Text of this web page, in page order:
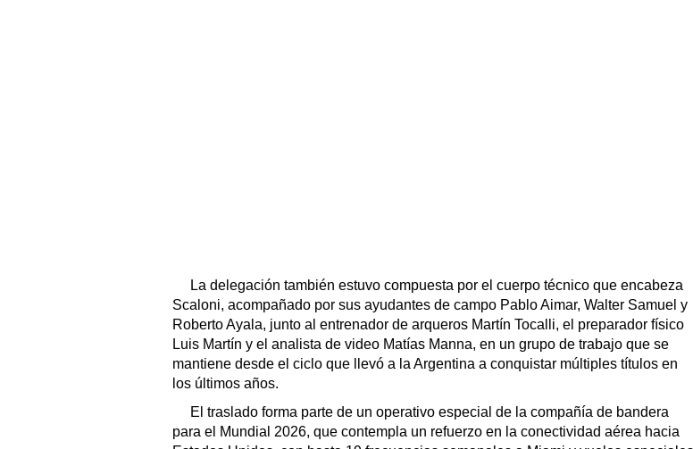
La delegación también estuvo compuesta por el cuerpo técnico que encabeza
Scaloni, acompañado por sus ayudantes de campo Pablo Aimar, Walter Samuel y
Roberto Ayala, junto al entrenador de arqueros Martín Tocalli, el preparador físico
Luis Martín y el analista de video Matías Manna, en un grupo de trabajo que se
mantiene desde el ciclo que llevó a la Argentina a conquistar múltiples títulos en
los últimos años.
El traslado forma parte de un operativo especial de la compañía de bandera
para el Mundial 2026, que contempla un refuerzo en la conectividad aérea hacia